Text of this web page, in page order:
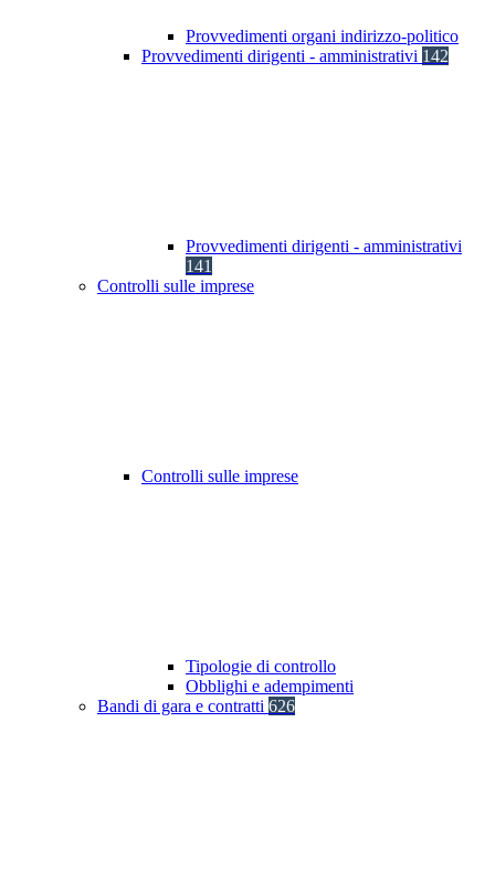
Provvedimenti organi indirizzo-politico
Provvedimenti dirigenti - amministrativi 142
Provvedimenti dirigenti - amministrativi
141
Controlli sulle imprese
Controlli sulle imprese
Tipologie di controllo
Obblighi e adempimenti
Bandi di gara e contratti 626